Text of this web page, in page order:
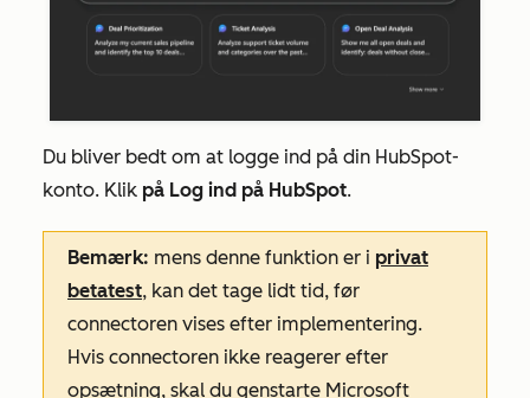
Du bliver bedt om at logge ind på din HubSpot-
konto. Klik på Log ind på HubSpot.
Bemærk: mens denne funktion er i privat
betatest, kan det tage lidt tid, før
connectoren vises efter implementering.
Hvis connectoren ikke reagerer efter
opsætning, skal du genstarte Microsoft